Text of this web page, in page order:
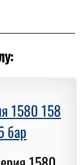
1580 158
бар